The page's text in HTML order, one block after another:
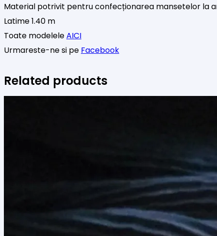
Material potrivit pentru confecționarea mansetelor la
Latime 1.40 m
Toate modeleleAICI
Urmareste-ne si pe Facebook
Related products